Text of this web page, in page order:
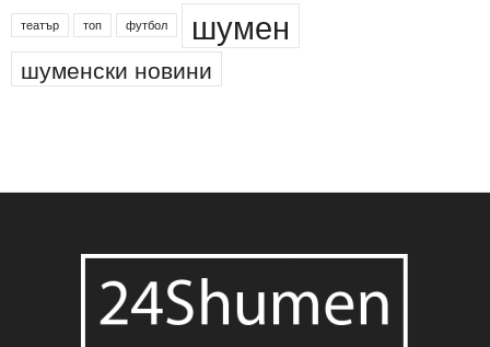
театър топ футбол шумен
шуменски новини